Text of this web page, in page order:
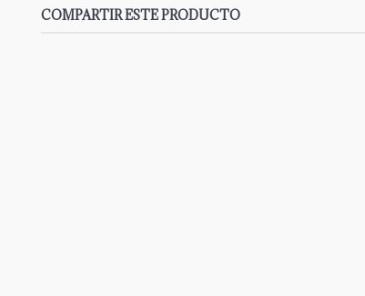
COMPARTIR ESTE PRODUCTO